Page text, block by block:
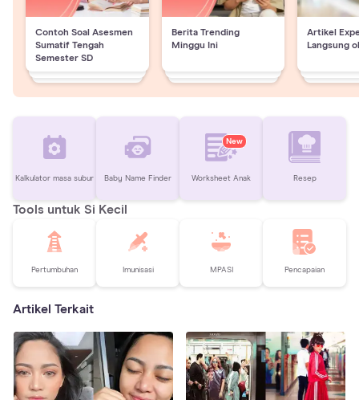
Contoh Soal Asesmen
Sumatif Tengah
Semester SD
Berita Trending
Minggu Ini
Artikel
Langsung
Kalkulator masa subur Baby Name Finder
New
Worksheet Anak Resep
Tools untuk Si Kecil
Pertumbuhan Imunisasi MPASI Pencapaian
Artikel Terkait